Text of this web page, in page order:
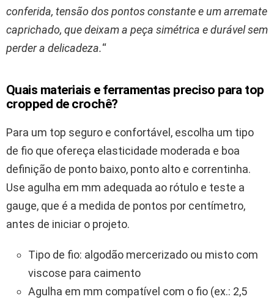
conferida, tensão dos pontos constante e um arremate
caprichado, que deixam a peça simétrica e durável sem
perder a delicadeza.“
Quais materiais e ferramentas preciso para top
cropped de crochê?
Para um top seguro e confortável, escolha um tipo
de fio que ofereça elasticidade moderada e boa
definição de ponto baixo, ponto alto e correntinha.
Use agulha em mm adequada ao rótulo e teste a
gauge, que é a medida de pontos por centímetro,
antes de iniciar o projeto.
Tipo de fio: algodão mercerizado ou misto com
viscose para caimento
Agulha em mm compatível com o fio (ex.: 2,5